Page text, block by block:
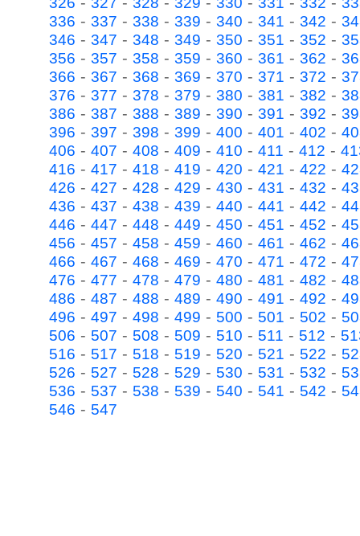
336 - 337 - 338 - 339 - 340 - 341 - 342 -
346 - 347 - 348 - 349 - 350 - 351 - 352 -
356 - 357 - 358 - 359 - 360 - 361 - 362 -
366 - 367 - 368 - 369 - 370 - 371 - 372 -
376 - 377 - 378 - 379 - 380 - 381 - 382 -
386 - 387 - 388 - 389 - 390 - 391 - 392 -
396 - 397 - 398 - 399 - 400 - 401 - 402 -
406 - 407 - 408 - 409 - 410 - 411 - 412 -
416 - 417 - 418 - 419 - 420 - 421 - 422 -
426 - 427 - 428 - 429 - 430 - 431 - 432 -
436 - 437 - 438 - 439 - 440 - 441 - 442 -
446 - 447 - 448 - 449 - 450 - 451 - 452 -
456 - 457 - 458 - 459 - 460 - 461 - 462 -
466 - 467 - 468 - 469 - 470 - 471 - 472 -
476 - 477 - 478 - 479 - 480 - 481 - 482 -
486 - 487 - 488 - 489 - 490 - 491 - 492 -
496 - 497 - 498 - 499 - 500 - 501 - 502 -
506 - 507 - 508 - 509 - 510 - 511 - 512 -
516 - 517 - 518 - 519 - 520 - 521 - 522 -
526 - 527 - 528 - 529 - 530 - 531 - 532 -
536 - 537 - 538 - 539 - 540 - 541 - 542 -
546 - 547